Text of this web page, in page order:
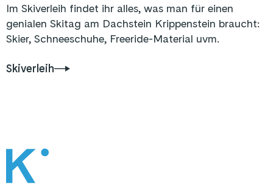
Im Skiverleih findet ihr alles, was man für einen
genialen Skitag am Dachstein Krippenstein braucht:
Skier, Schneeschuhe, Freeride-Material uvm.
Skiverleih